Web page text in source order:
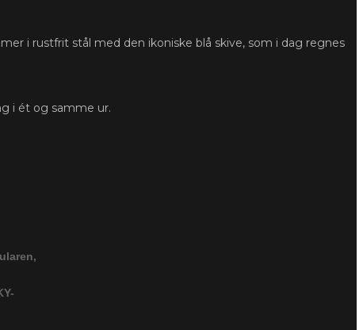
i rustfrit stål med den ikoniske blå skive, som i dag regnes
i ét og samme ur.